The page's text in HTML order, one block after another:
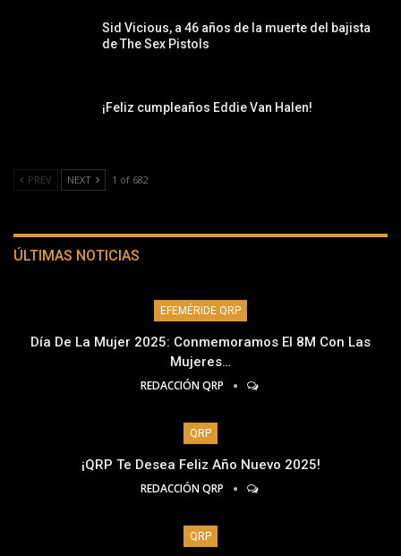
Sid Vicious, a 46 años de la muerte del bajista
de The Sex Pistols
¡Feliz cumpleaños Eddie Van Halen!
PREV NEXT 1 of 682
ÚLTIMAS NOTICIAS
EFEMÉRIDE QRP
Día De La Mujer 2025: Conmemoramos El 8M Con Las
Mujeres…
REDACCIÓN QRP
QRP
¡QRP Te Desea Feliz Año Nuevo 2025!
REDACCIÓN QRP
QRP